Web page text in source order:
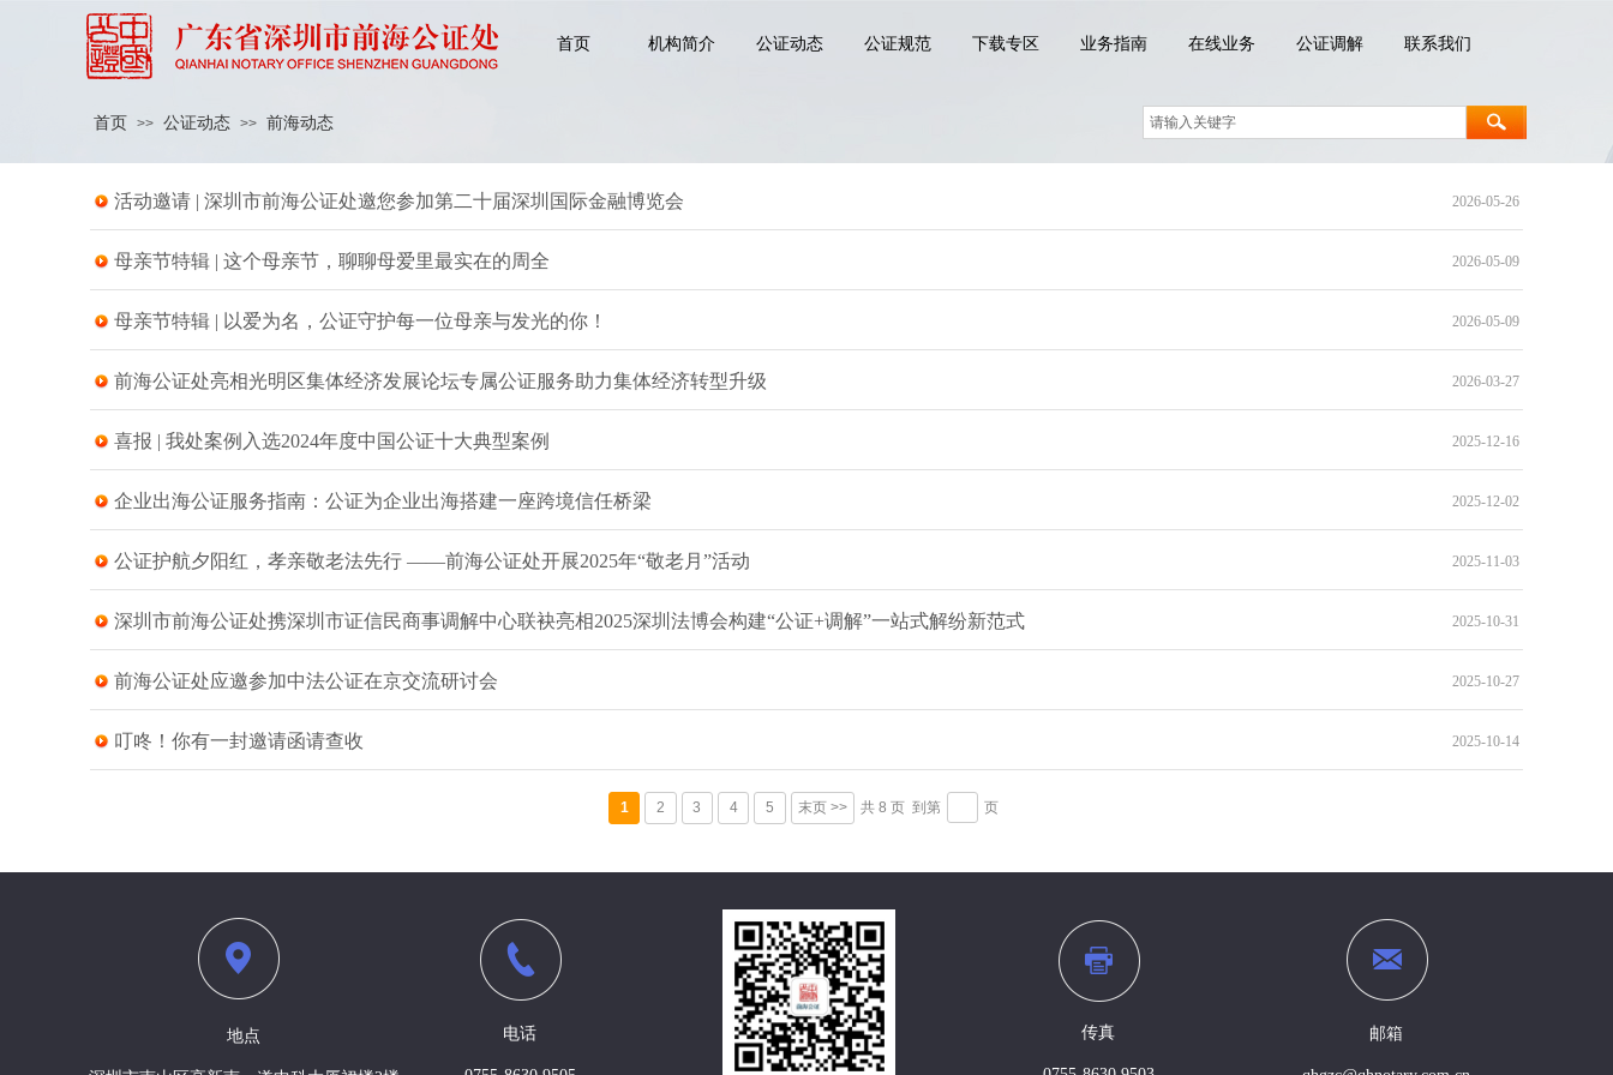
首页 机构简介 公证动态 公证规范 下载专区 业务指南 在线业务 公证调解 联系我们
首页 >> 公证动态 >> 前海动态
活动邀请 | 深圳市前海公证处邀您参加第二十届深圳国际金融博览会 2026-05-26
母亲节特辑 | 这个母亲节，聊聊母爱里最实在的周全 2026-05-09
母亲节特辑 | 以爱为名，公证守护每一位母亲与发光的你！ 2026-05-09
前海公证处亮相光明区集体经济发展论坛专属公证服务助力集体经济转型升级 2026-03-27
喜报 | 我处案例入选2024年度中国公证十大典型案例 2025-12-16
企业出海公证服务指南：公证为企业出海搭建一座跨境信任桥梁 2025-12-02
公证护航夕阳红，孝亲敬老法先行 ——前海公证处开展2025年“敬老月”活动 2025-11-03
深圳市前海公证处携深圳市证信民商事调解中心联袂亮相2025深圳法博会构建“公证+调解”一站式解纷新范式 2025-10-31
前海公证处应邀参加中法公证在京交流研讨会 2025-10-27
叮咚！你有一封邀请函请查收 2025-10-14
1 2 3 4 5 末页 >> 共 8 页 到第 页
传真 邮箱
电话
地点